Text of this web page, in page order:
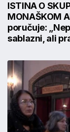
ISTINA O
MONAŠKOM
poručuje:
sablazni, ali